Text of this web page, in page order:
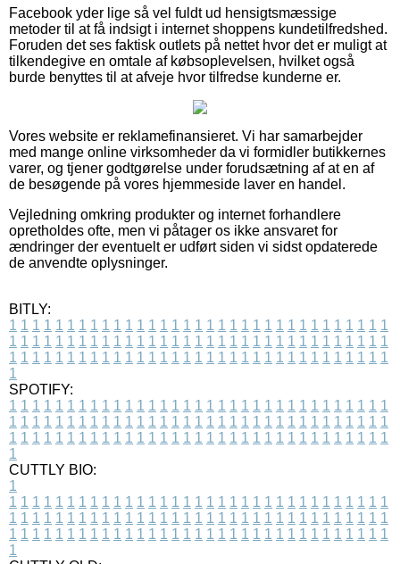
Facebook yder lige så vel fuldt ud hensigtsmæssige
metoder til at få indsigt i internet shoppens kundetilfredshed.
Foruden det ses faktisk outlets på nettet hvor det er muligt at
tilkendegive en omtale af købsoplevelsen, hvilket også
burde benyttes til at afveje hvor tilfredse kunderne er.
Vores website er reklamefinansieret. Vi har samarbejder
med mange online virksomheder da vi formidler butikkernes
varer, og tjener godtgørelse under forudsætning af at en af
de besøgende på vores hjemmeside laver en handel.
Vejledning omkring produkter og internet forhandlere
opretholdes ofte, men vi påtager os ikke ansvaret for
ændringer der eventuelt er udført siden vi sidst opdaterede
de anvendte oplysninger.
BITLY:
1 1 1 1 1 1 1 1 1 1 1 1 1 1 1 1 1 1 1 1 1 1 1 1 1 1 1 1 1 1 1 1 1
1 1 1 1 1 1 1 1 1 1 1 1 1 1 1 1 1 1 1 1 1 1 1 1 1 1 1 1 1 1 1 1 1
1 1 1 1 1 1 1 1 1 1 1 1 1 1 1 1 1 1 1 1 1 1 1 1 1 1 1 1 1 1 1 1 1
1
SPOTIFY:
1 1 1 1 1 1 1 1 1 1 1 1 1 1 1 1 1 1 1 1 1 1 1 1 1 1 1 1 1 1 1 1 1
1 1 1 1 1 1 1 1 1 1 1 1 1 1 1 1 1 1 1 1 1 1 1 1 1 1 1 1 1 1 1 1 1
1 1 1 1 1 1 1 1 1 1 1 1 1 1 1 1 1 1 1 1 1 1 1 1 1 1 1 1 1 1 1 1 1
1
CUTTLY BIO:
1
1 1 1 1 1 1 1 1 1 1 1 1 1 1 1 1 1 1 1 1 1 1 1 1 1 1 1 1 1 1 1 1 1
1 1 1 1 1 1 1 1 1 1 1 1 1 1 1 1 1 1 1 1 1 1 1 1 1 1 1 1 1 1 1 1 1
1 1 1 1 1 1 1 1 1 1 1 1 1 1 1 1 1 1 1 1 1 1 1 1 1 1 1 1 1 1 1 1 1
1